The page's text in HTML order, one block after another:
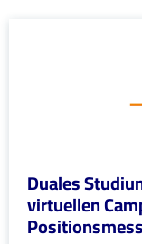
Duales
virtuellen